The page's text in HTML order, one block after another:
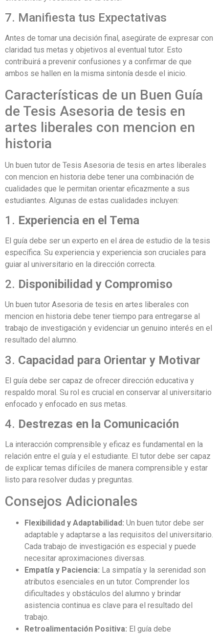
7. Manifiesta tus Expectativas
Antes de tomar una decisión final, asegúrate de expresar con
claridad tus metas y objetivos al eventual tutor. Esto
contribuirá a prevenir confusiones y a confirmar de que
ambos se hallen en la misma sintonía desde el inicio.
Características de un Buen Guía
de Tesis Asesoria de tesis en
artes liberales con mencion en
historia
Un buen tutor de Tesis Asesoria de tesis en artes liberales
con mencion en historia debe tener una combinación de
cualidades que le permitan orientar eficazmente a sus
estudiantes. Algunas de estas cualidades incluyen:
1. Experiencia en el Tema
El guía debe ser un experto en el área de estudio de la tesis
específica. Su experiencia y experiencia son cruciales para
guiar al universitario en la dirección correcta.
2. Disponibilidad y Compromiso
Un buen tutor Asesoria de tesis en artes liberales con
mencion en historia debe tener tiempo para entregarse al
trabajo de investigación y evidenciar un genuino interés en el
resultado del alumno.
3. Capacidad para Orientar y Motivar
El guía debe ser capaz de ofrecer dirección educativa y
respaldo moral. Su rol es crucial en conservar al universitario
enfocado y enfocado en sus metas.
4. Destrezas en la Comunicación
La interacción comprensible y eficaz es fundamental en la
relación entre el guía y el estudiante. El tutor debe ser capaz
de explicar temas difíciles de manera comprensible y estar
listo para resolver dudas y preguntas.
Consejos Adicionales
Flexibilidad y Adaptabilidad: Un buen tutor debe ser
adaptable y adaptarse a las requisitos del universitario.
Cada trabajo de investigación es especial y puede
necesitar aproximaciones diversas.
Empatía y Paciencia: La simpatía y la serenidad son
atributos esenciales en un tutor. Comprender los
dificultades y obstáculos del alumno y brindar
asistencia continua es clave para el resultado del
trabajo.
Retroalimentación Positiva: El guía debe